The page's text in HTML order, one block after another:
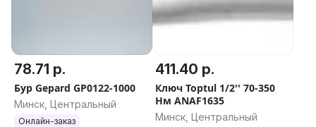
78.71 р.
Бур Gepard GP0122-1000
Минск, Центральный
Онлайн-заказ
411.40 р.
Ключ Toptul 1/2'' 70-350
Нм ANAF1635
Минск, Центральный